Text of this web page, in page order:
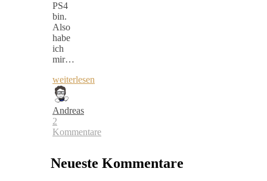
PS4
bin.
Also
habe
ich
mir…
weiterlesen
Andreas
2
Kommentare
Neueste Kommentare